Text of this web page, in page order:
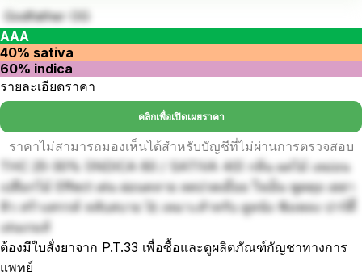
Godfather OG
AAA
40% sativa
60% indica
รายละเอียดราคา
คลิกเพื่อเปิดเผยราคา
ราคาไม่สามารถมองเห็นได้สำหรับบัญชีที่ไม่ผ่านการตรวจสอบ
THC 25-30% (INDICA 60 / SATIVA 40) กลิ่น ผลไม้ เลม่อน
เปลือกไม้ Effect เด่น ผ่อนคลาย ลดปวดเมื่อย ใจเย็น พูดคุย เฮฮา
หิว สร้างสรรค์ หลับสบาย 🚀 เหมาะสำหรับ ดูหนัง ฟังเพลง ปาร์ตี้
เล่นเกมส์
ต้องมีใบสั่งยาจาก P.T.33 เพื่อซื้อและดูผลิตภัณฑ์กัญชาทางการ
แพทย์